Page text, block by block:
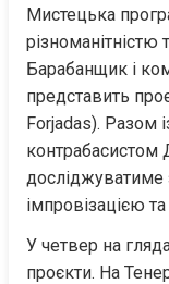
Мистецька
різноманітністю
Барабанщик і
представить
Forjadas). Разом
імпровізацією
У четвер на
проєкти. На